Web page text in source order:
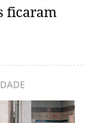
ficaram